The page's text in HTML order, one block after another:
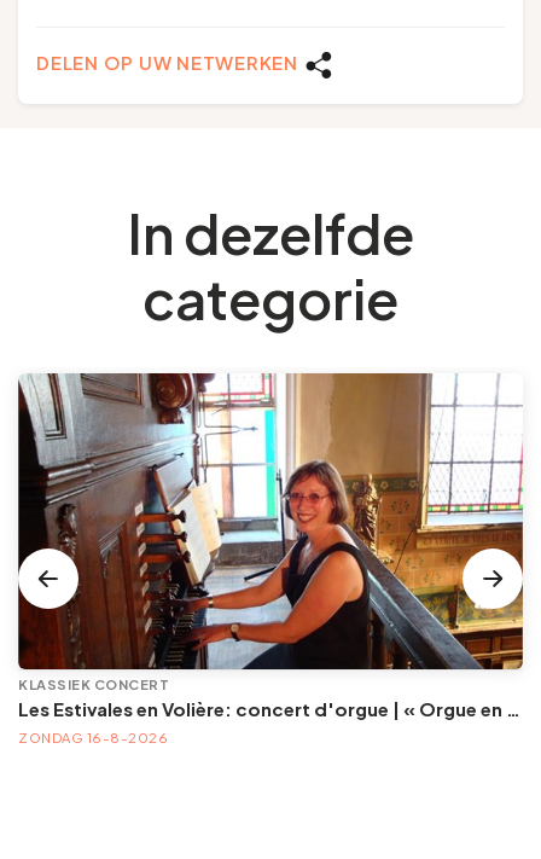
DELEN OP UW NETWERKEN
In dezelfde
categorie
KLASSIEK CONCERT
Les Estivales en Volière: concert d'orgue | « Orgue en Volière » , les 3e dimanches du mois (été) audition d’orgue (accès libre)
ZONDAG 16-8-2026